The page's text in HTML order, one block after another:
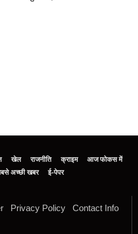
खेल राजनीति क्राइम
आज फोकस में
अच्छी खबर ई-पेपर
Privacy Policy
Contact Info